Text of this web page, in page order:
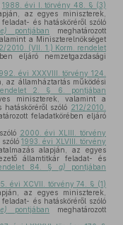
1988. évi I. törvény 48. § (3)
az egyes miniszterek,
és hatásköréről szóló
e) pontjában meghatározott
a Miniszterelnökséget
2010. (VII. 1.) Korm. rendelet
eljáró nemzetgazdasági
évi XXXVIII. törvény 124.
az államháztartás működési
2. § 6. pontjában
miniszterek, valamint a
szóló 212/2010.
feladatkörében eljáró
2000. évi XLIII. törvény
szóló1993. évi XLVIII. törvény
alapján, az egyes
államtitkár feladat- és
84. § g) pontjában
évi XCVII. törvény 74. § (1)
az egyes miniszterek,
és hatásköréről szóló
e) pontjában meghatározott